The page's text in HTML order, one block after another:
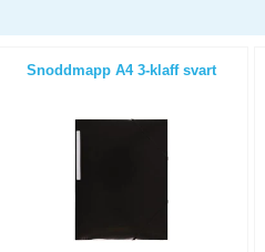
Snoddmapp A4 3-klaff svart